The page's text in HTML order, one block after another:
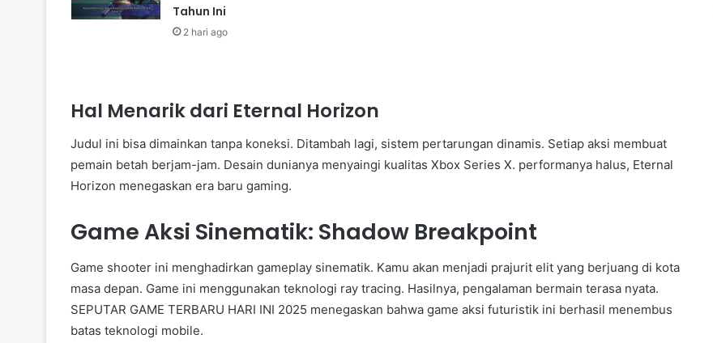
Tahun Ini
2 hari ago
Hal Menarik dari Eternal Horizon
Judul ini bisa dimainkan tanpa koneksi. Ditambah lagi, sistem pertarungan dinamis. Setiap aksi membuat
pemain betah berjam-jam. Desain dunianya menyaingi kualitas Xbox Series X. performanya halus, Eternal
Horizon menegaskan era baru gaming.
Game Aksi Sinematik: Shadow Breakpoint
Game shooter ini menghadirkan gameplay sinematik. Kamu akan menjadi prajurit elit yang berjuang di kota
masa depan. Game ini menggunakan teknologi ray tracing. Hasilnya, pengalaman bermain terasa nyata.
SEPUTAR GAME TERBARU HARI INI 2025 menegaskan bahwa game aksi futuristik ini berhasil menembus
batas teknologi mobile.